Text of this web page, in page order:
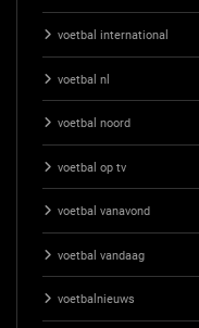
voetbal international
voetbal nl
voetbal noord
voetbal op tv
voetbal vanavond
voetbal vandaag
voetbalnieuws